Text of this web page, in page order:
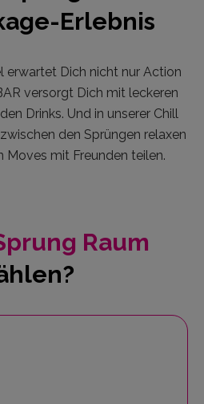
Erlebnis
erwartet Dich nicht nur Action
versorgt Dich mit leckeren
Drinks. Und in unserer Chill
den Sprüngen relaxen
Moves mit Freunden teilen.
Raum